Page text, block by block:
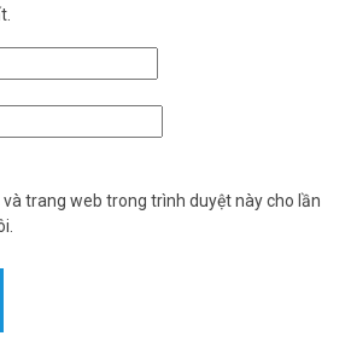
và trang web trong trình duyệt này cho lần